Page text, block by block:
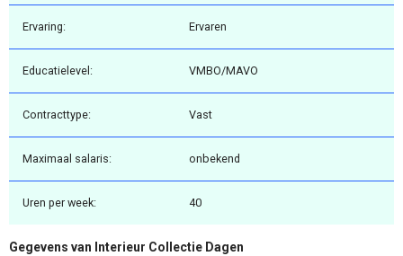
Ervaring: Ervaren
Educatielevel: VMBO/MAVO
Contracttype: Vast
Maximaal salaris: onbekend
Uren per week: 40
Gegevens van Interieur Collectie Dagen